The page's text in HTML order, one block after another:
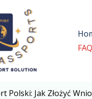
Polski: Jak Złożyć